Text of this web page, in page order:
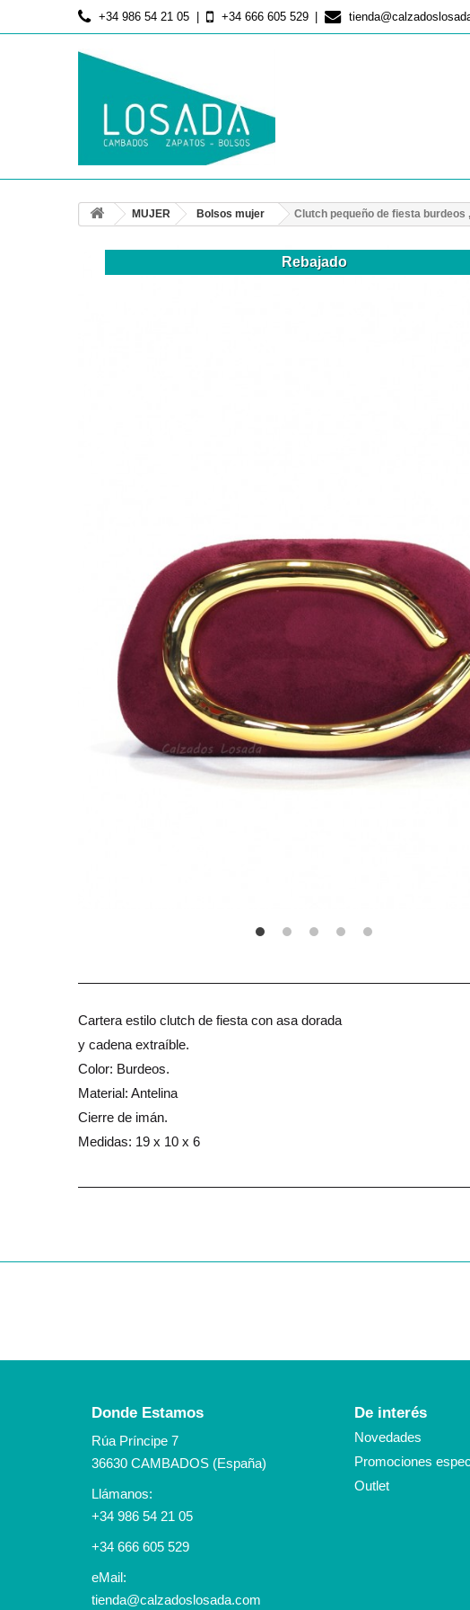
+34 986 54 21 05 +34 666 605 529
MUJER Bolsos mujer Clutch pequeño de fiesta burdeos
Rebajado
Cartera estilo clutch de fiesta con asa dorada
y cadena extraíble.
Color: Burdeos.
Material: Antelina
Cierre de imán.
Medidas: 19 x 10 x 6
Donde Estamos
Rúa Príncipe 7
36630 CAMBADOS (España)
Llámanos:
+34 986 54 21 05
+34 666 605 529
eMail:
tienda@calzadoslosada.com
De interés
Novedades
Promociones
Outlet